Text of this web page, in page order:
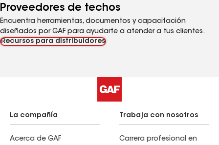
Proveedores de techos
Encuentra herramientas, documentos y capacitación
diseñados por GAF para ayudarte a atender a tus clientes.
Recursos para distribuidores
La compañía
Acerca de GAF
Trabaja con nosotros
Carrera profesional en